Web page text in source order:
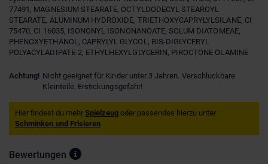
77491, MAGNESIUM STEARATE, OCTYLDODECYL STEAROYL
STEARATE, ALUMINUM HYDROXIDE, TRIETHOXYCAPRYLYLSILANE, CI
75470, CI 16035, ISONONYL ISONONANOATE, SOLUM DIATOMEAE,
PHENOXYETHANOL, CAPRYLYL GLYCOL, BIS-DIGLYCERYL
POLYACYLADIPATE-2, ETHYLHEXYLGLYCERIN, PIROCTONE OLAMINE
Achtung! Nicht geeignet für Kinder unter 3 Jahren. Verschluckbare
Kleinteile. Erstickungsgefahr!
Hier findest du mehr Spielzeug oder passendes hierzu unter
Schminken und Frisieren
Bewertungen